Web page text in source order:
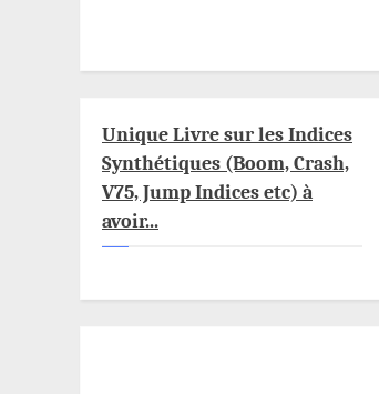
Unique Livre sur les Indices
Synthétiques (Boom, Crash,
V75, Jump Indices etc) à
avoir...